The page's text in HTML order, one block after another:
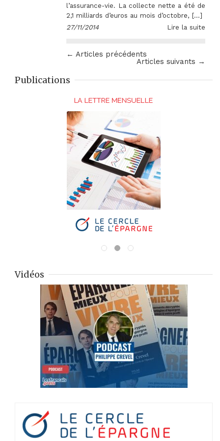
l’assurance-vie. La collecte nette a été de
2,1 milliards d’euros au mois d’octobre, […]
27/11/2014
Lire la suite
← Articles précédents
Articles suivants →
Publications
Vidéos